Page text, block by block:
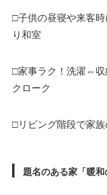
□子供の昼寝や来客
り和室
□家事ラク！洗濯⇔
クローク
□リビング階段で家
題名のある家「暖和